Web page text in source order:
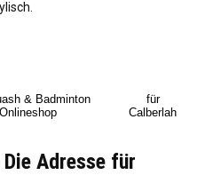
& Badminton
Onlineshop
für
Calberlah
Adresse für